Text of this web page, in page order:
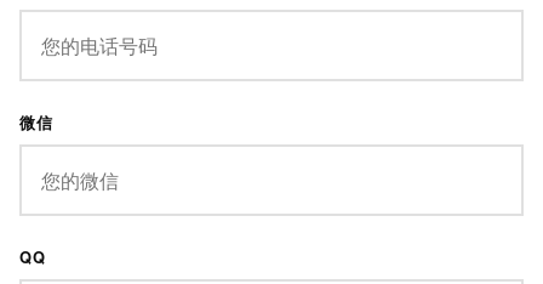
微信
QQ